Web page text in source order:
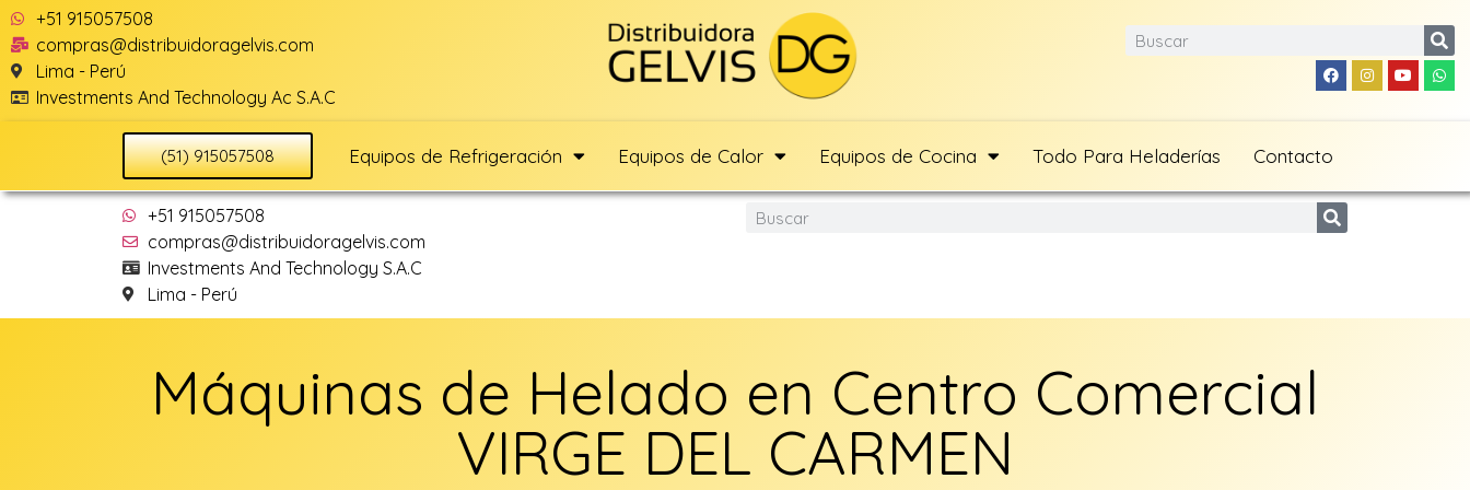
+51 915057508
compras@distribuidoragelvis.com
Lima - Perú
Investments And Technology Ac S.A.C
(51) 915057508 Equipos de Refrigeración Equipos de Calor Equipos de Cocina Todo Para Heladerías Contacto
+51 915057508
compras@distribuidoragelvis.com
Investments And Technology S.A.C
Lima - Perú
Máquinas de Helado en Centro Comercial
VIRGE DEL CARMEN